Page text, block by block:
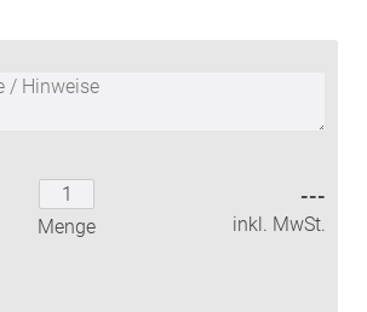
Menge
---
inkl. MwSt.